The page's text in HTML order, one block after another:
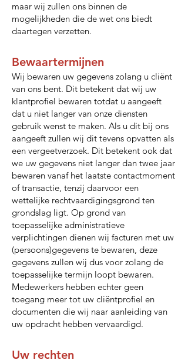
maar wij zullen ons binnen de
mogelijkheden die de wet ons biedt
daartegen verzetten.
Bewaartermijnen
Wij bewaren uw gegevens zolang u cliënt
van ons bent. Dit betekent dat wij uw
klantprofiel bewaren totdat u aangeeft
dat u niet langer van onze diensten
gebruik wenst te maken. Als u dit bij ons
aangeeft zullen wij dit tevens opvatten als
een vergeetverzoek. Dit betekent ook dat
we uw gegevens niet langer dan twee jaar
bewaren vanaf het laatste contactmoment
of transactie, tenzij daarvoor een
wettelijke rechtvaardigingsgrond ten
grondslag ligt. Op grond van
toepasselijke administratieve
verplichtingen dienen wij facturen met uw
(persoons)gegevens te bewaren, deze
gegevens zullen wij dus voor zolang de
toepasselijke termijn loopt bewaren.
Medewerkers hebben echter geen
toegang meer tot uw cliëntprofiel en
documenten die wij naar aanleiding van
uw opdracht hebben vervaardigd.
Uw rechten